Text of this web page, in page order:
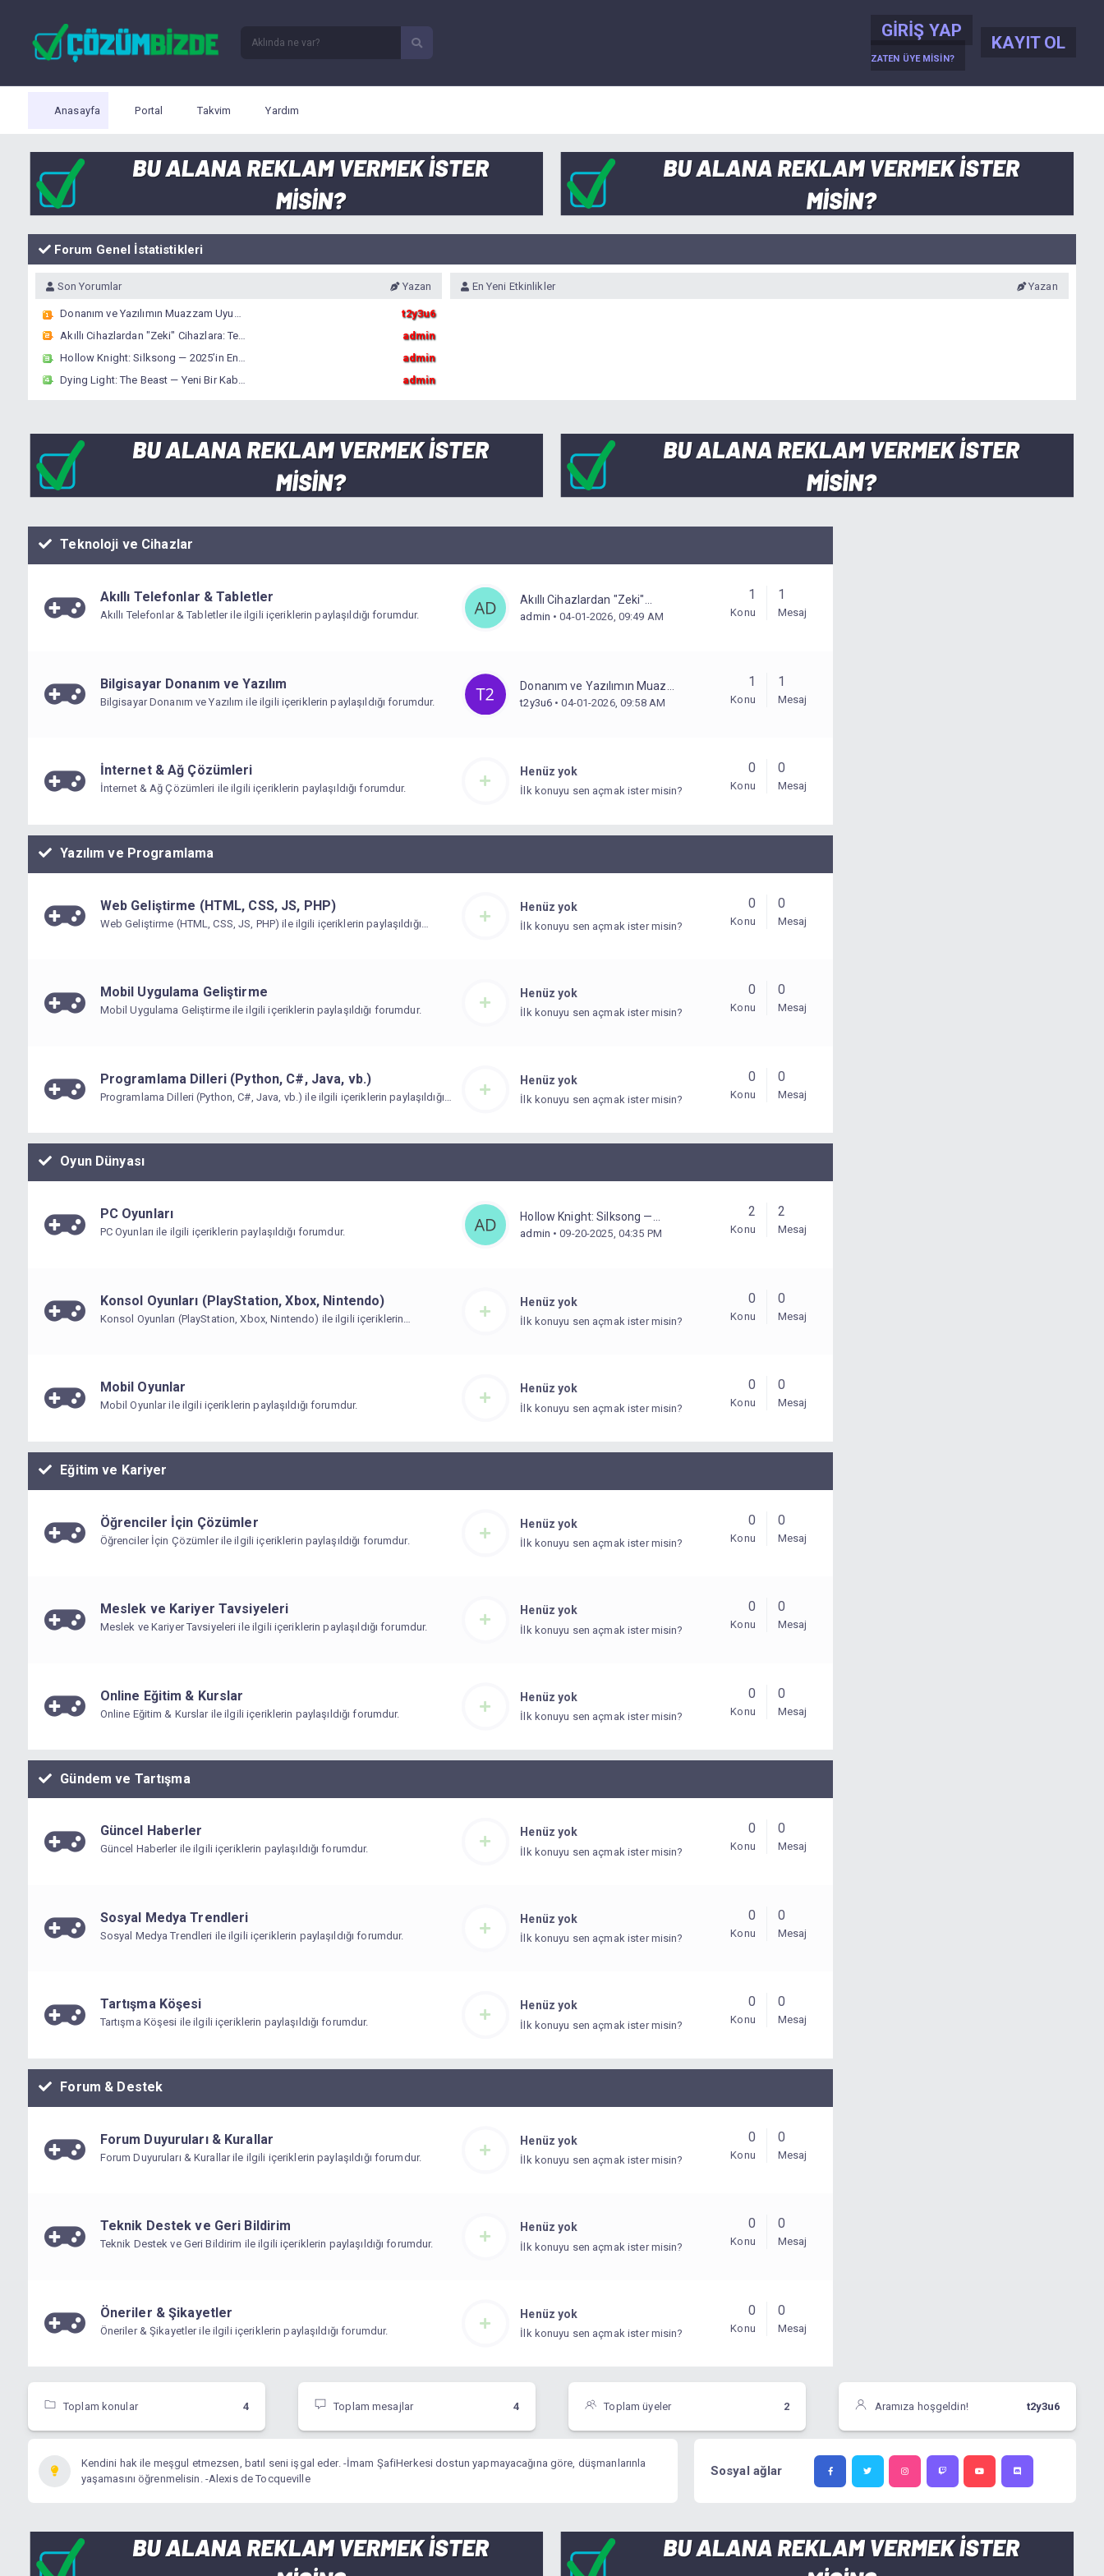
GIRIŞ YAP
ZATEN ÜYE MISIN?
KAYIT OL
Anasayfa Portal Takvim Yardım
Forum Genel İstatistikleri
Son Yorumlar Yazan
Donanım ve Yazılımın Muazzam Uyumu: 2026'da Performansın Sırrı Nedir?
t2y3u6
Akıllı Cihazlardan "Zeki" Cihazlara: Teknolojide Yeni Bir Çağın Eşiğindeyiz
admin
Hollow Knight: Silksong — 2025’in En Parlak Metroidvania Deneyimi
admin
Dying Light: The Beast — Yeni Bir Kabusun Kapısı
admin
En Yeni Etkinlikler Yazan
Teknoloji ve Cihazlar
Akıllı Telefonlar & Tabletler
Akıllı Telefonlar & Tabletler ile ilgili içeriklerin paylaşıldığı forumdur.
Akıllı Cihazlardan "Zeki"...
admin • 04-01-2026, 09:49 AM
1
Konu
1
Mesaj
Bilgisayar Donanım ve Yazılım
Bilgisayar Donanım ve Yazılım ile ilgili içeriklerin paylaşıldığı forumdur.
Donanım ve Yazılımın Muaz...
t2y3u6 • 04-01-2026, 09:58 AM
1
Konu
1
Mesaj
İnternet & Ağ Çözümleri
İnternet & Ağ Çözümleri ile ilgili içeriklerin paylaşıldığı forumdur.
Henüz yok
İlk konuyu sen açmak ister misin?
0
Konu
0
Mesaj
Yazılım ve Programlama
Web Geliştirme (HTML, CSS, JS, PHP)
Web Geliştirme (HTML, CSS, JS, PHP) ile ilgili içeriklerin paylaşıldığı
Henüz yok
İlk konuyu sen açmak ister misin?
0
Konu
0
Mesaj
Mobil Uygulama Geliştirme
Mobil Uygulama Geliştirme ile ilgili içeriklerin paylaşıldığı forumdur.
Henüz yok
İlk konuyu sen açmak ister misin?
0
Konu
0
Mesaj
Programlama Dilleri (Python, C#, Java, vb.)
Programlama Dilleri (Python, C#, Java, vb.) ile ilgili içeriklerin paylaşıldığı
Henüz yok
İlk konuyu sen açmak ister misin?
0
Konu
0
Mesaj
Oyun Dünyası
PC Oyunları
PC Oyunları ile ilgili içeriklerin paylaşıldığı forumdur.
Hollow Knight: Silksong —...
admin • 09-20-2025, 04:35 PM
2
Konu
2
Mesaj
Konsol Oyunları (PlayStation, Xbox, Nintendo)
Konsol Oyunları (PlayStation, Xbox, Nintendo) ile ilgili içeriklerin
Henüz yok
İlk konuyu sen açmak ister misin?
0
Konu
0
Mesaj
Mobil Oyunlar
Mobil Oyunlar ile ilgili içeriklerin paylaşıldığı forumdur.
Henüz yok
İlk konuyu sen açmak ister misin?
0
Konu
0
Mesaj
Eğitim ve Kariyer
Öğrenciler İçin Çözümler
Öğrenciler İçin Çözümler ile ilgili içeriklerin paylaşıldığı forumdur.
Henüz yok
İlk konuyu sen açmak ister misin?
0
Konu
0
Mesaj
Meslek ve Kariyer Tavsiyeleri
Meslek ve Kariyer Tavsiyeleri ile ilgili içeriklerin paylaşıldığı forumdur.
Henüz yok
İlk konuyu sen açmak ister misin?
0
Konu
0
Mesaj
Online Eğitim & Kurslar
Online Eğitim & Kurslar ile ilgili içeriklerin paylaşıldığı forumdur.
Henüz yok
İlk konuyu sen açmak ister misin?
0
Konu
0
Mesaj
Gündem ve Tartışma
Güncel Haberler
Güncel Haberler ile ilgili içeriklerin paylaşıldığı forumdur.
Henüz yok
İlk konuyu sen açmak ister misin?
0
Konu
0
Mesaj
Sosyal Medya Trendleri
Sosyal Medya Trendleri ile ilgili içeriklerin paylaşıldığı forumdur.
Henüz yok
İlk konuyu sen açmak ister misin?
0
Konu
0
Mesaj
Tartışma Köşesi
Tartışma Köşesi ile ilgili içeriklerin paylaşıldığı forumdur.
Henüz yok
İlk konuyu sen açmak ister misin?
0
Konu
0
Mesaj
Forum & Destek
Forum Duyuruları & Kurallar
Forum Duyuruları & Kurallar ile ilgili içeriklerin paylaşıldığı forumdur.
Henüz yok
İlk konuyu sen açmak ister misin?
0
Konu
0
Mesaj
Teknik Destek ve Geri Bildirim
Teknik Destek ve Geri Bildirim ile ilgili içeriklerin paylaşıldığı forumdur.
Henüz yok
İlk konuyu sen açmak ister misin?
0
Konu
0
Mesaj
Öneriler & Şikayetler
Öneriler & Şikayetler ile ilgili içeriklerin paylaşıldığı forumdur.
Henüz yok
İlk konuyu sen açmak ister misin?
0
Konu
0
Mesaj
Toplam konular 4 Toplam mesajlar 4 Toplam üyeler 2 Aramıza hoşgeldin! t2y3u6
Kendini hak ile meşgul etmezsen, batıl seni işgal eder. -İmam ŞafiHerkesi dostun yapmayacağına göre, düşmanlarınla
yaşamasını öğrenmelisin. -Alexis de Tocqueville
Sosyal ağlar